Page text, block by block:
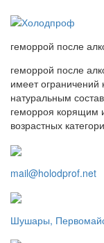
геморрой после
геморрой после
имеет
натуральным
геморроя
возрастных
mail@holodprof.net
Шушары,